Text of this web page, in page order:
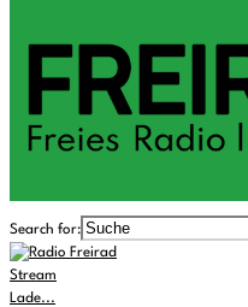
Search for:
Stream
Lade...